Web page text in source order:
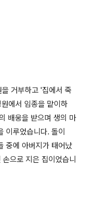
거부하고 '집에서 죽
에서 임종을 맡이하
배웅을 받으며 생의 마
이루었습니다. 돌이
중에 아버지가 태어났
으로 지은 집이었습니